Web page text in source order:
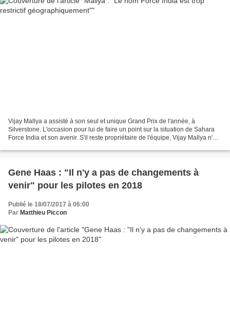
Vijay Mallya a assisté à son seul et unique Grand Prix de l'année, à
Silverstone. L'occasion pour lui de faire un point sur la situation de Sahara
Force India et son avenir. S'il reste propriétaire de l'équipe, Vijay Mallya n'est
Gene Haas : "Il n'y a pas de changements à
venir" pour les pilotes en 2018
Publié le 18/07/2017 à 06:00
Par Matthieu Piccon